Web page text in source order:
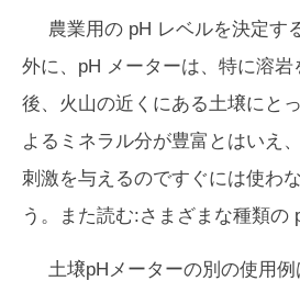
農業用の pH レベルを決定す
外に、pH メーターは、特に溶
後、火山の近くにある土壌にと
よるミネラル分が豊富とはいえ
刺激を与えるのですぐには使わ
う。また読む:さまざまな種類の
土壌pHメーターの別の使用